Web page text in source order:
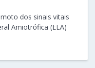
dos sinais vitais
Amiotrófica (ELA)